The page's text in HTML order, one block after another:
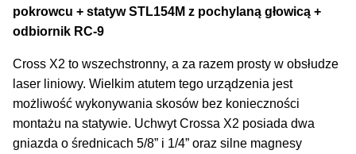
pokrowcu + statyw STL154M z pochylaną głowicą +
odbiornik RC-9
Cross X2 to wszechstronny, a za razem prosty w obsłudze
laser liniowy. Wielkim atutem tego urządzenia jest
możliwość wykonywania skosów bez konieczności
montażu na statywie. Uchwyt Crossa X2 posiada dwa
gniazda o średnicach 5/8” i 1/4” oraz silne magnesy